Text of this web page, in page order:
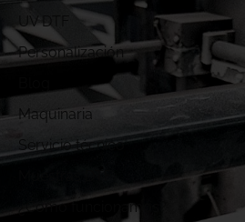
UV DTF
Personalización
Maquinaria
Servicio técnico
¿Cómo funcionamos?